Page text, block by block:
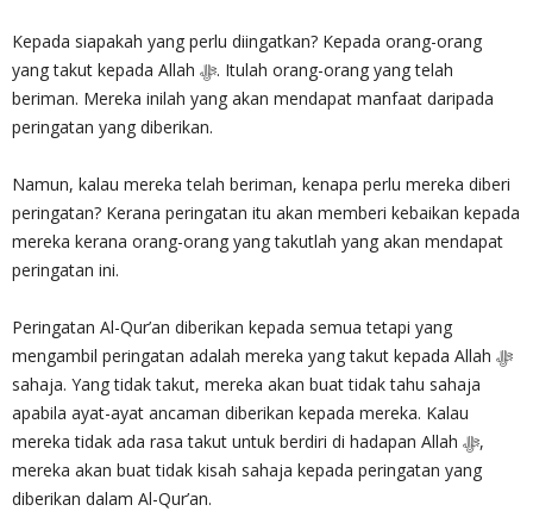
Kepada siapakah yang perlu diingatkan? Kepada orang-orang
yang takut kepada Allah ‎ﷻ. Itulah orang-orang yang telah
beriman. Mereka inilah yang akan mendapat manfaat daripada
peringatan yang diberikan.
Namun, kalau mereka telah beriman, kenapa perlu mereka diberi
peringatan? Kerana peringatan itu akan memberi kebaikan kepada
mereka kerana orang-orang yang takutlah yang akan mendapat
peringatan ini.
Peringatan Al-Qur’an diberikan kepada semua tetapi yang
mengambil peringatan adalah mereka yang takut kepada Allah ‎ﷻ
sahaja. Yang tidak takut, mereka akan buat tidak tahu sahaja
apabila ayat-ayat ancaman diberikan kepada mereka. Kalau
mereka tidak ada rasa takut untuk berdiri di hadapan Allah ‎ﷻ,
mereka akan buat tidak kisah sahaja kepada peringatan yang
diberikan dalam Al-Qur’an.